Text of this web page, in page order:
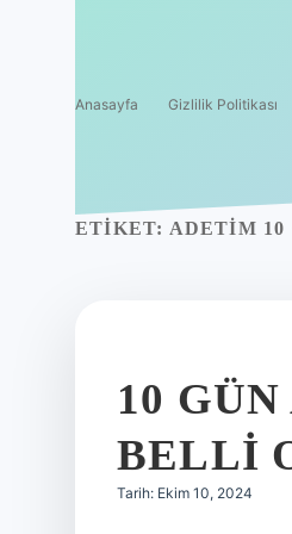
Anasayfa Gizlilik Politikası
ETIKET: ADETIM 10
10
BELLI
Tarih: Ekim 10, 2024